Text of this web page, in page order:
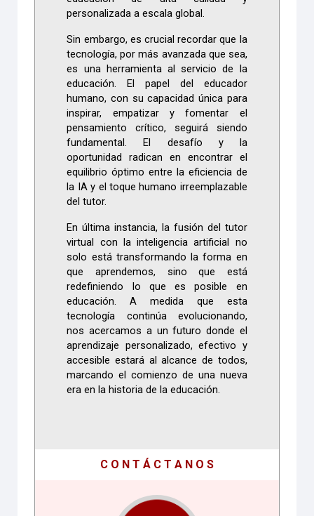
personalizada a escala global.
Sin embargo, es crucial recordar que la
tecnología, por más avanzada que sea,
es una herramienta al servicio de la
educación. El papel del educador
humano, con su capacidad única para
inspirar, empatizar y fomentar el
pensamiento crítico, seguirá siendo
fundamental. El desafío y la
oportunidad radican en encontrar el
equilibrio óptimo entre la eficiencia de
la IA y el toque humano irreemplazable
del tutor.
En última instancia, la fusión del tutor
virtual con la inteligencia artificial no
solo está transformando la forma en
que aprendemos, sino que está
redefiniendo lo que es posible en
educación. A medida que esta
tecnología continúa evolucionando,
nos acercamos a un futuro donde el
aprendizaje personalizado, efectivo y
accesible estará al alcance de todos,
marcando el comienzo de una nueva
era en la historia de la educación.
C O N T Á C T A N O S